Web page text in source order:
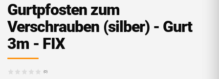
Gurtpfosten zum
Verschrauben (silber) - Gurt
3m - FIX
(0)